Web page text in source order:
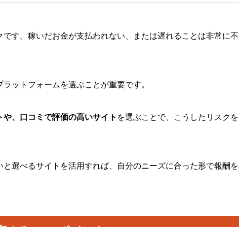
す。稼いだお金が支払われない、または遅れることは非常に不
ットフォームを選ぶことが重要です。
、口コミで評価の高いサイト を選ぶことで、こうしたリスクを
選べるサイトを活用すれば、自分のニーズに合った形で報酬を